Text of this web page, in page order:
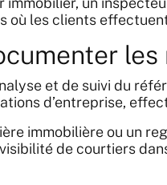
où les clients
et de suivi du
d’entreprise,
immobilière ou un
de courtiers